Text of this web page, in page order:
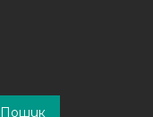
Пошук